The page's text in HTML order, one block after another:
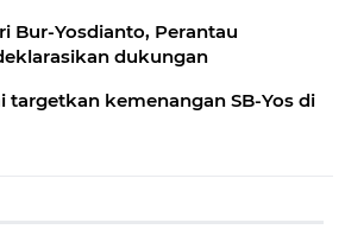
Bur-Yosdianto, Perantau
dukungan
targetkan kemenangan SB-Yos di